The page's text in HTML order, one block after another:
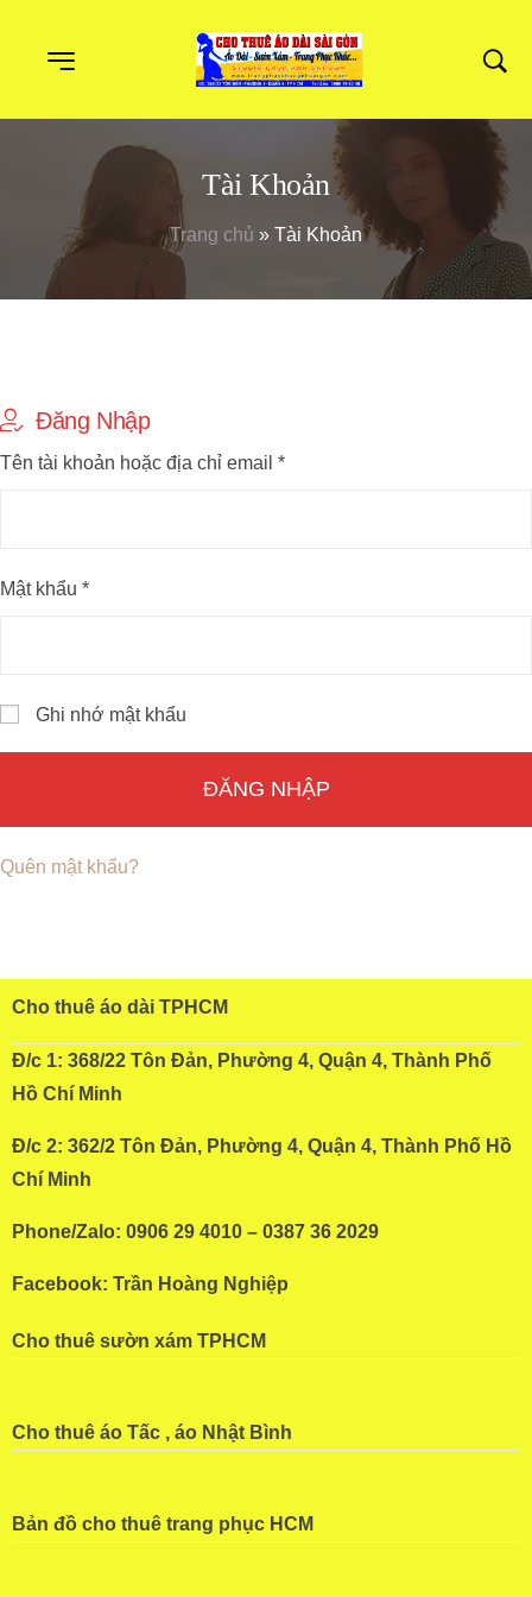
Tài Khoản
Trang chủ » Tài Khoản
Đăng Nhập
Tên tài khoản hoặc địa chỉ email *
Mật khẩu *
Ghi nhớ mật khẩu
ĐĂNG NHẬP
Quên mật khẩu?
Cho thuê áo dài TPHCM
Đ/c 1: 368/22 Tôn Đản, Phường 4, Quận 4, Thành Phố
Hồ Chí Minh
Đ/c 2: 362/2 Tôn Đản, Phường 4, Quận 4, Thành Phố Hồ
Chí Minh
Phone/Zalo: 0906 29 4010 – 0387 36 2029
Facebook: Trần Hoàng Nghiệp
Cho thuê sườn xám TPHCM
Cho thuê áo Tấc , áo Nhật Bình
Bản đồ cho thuê trang phục HCM